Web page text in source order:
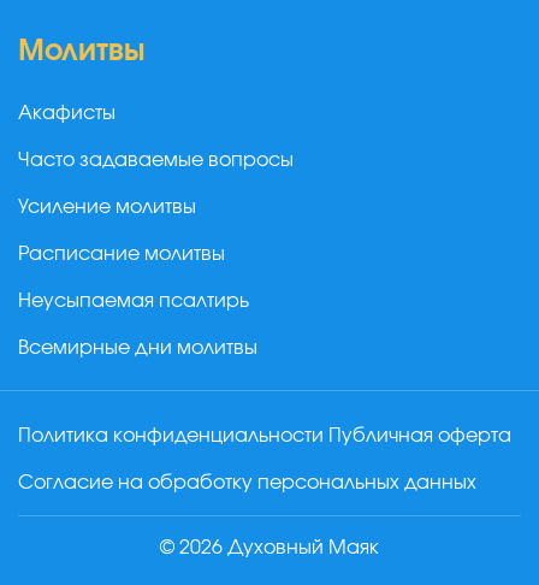
Молитвы
Акафисты
Часто задаваемые вопросы
Усиление молитвы
Расписание молитвы
Неусыпаемая псалтирь
Всемирные дни молитвы
Политика конфиденциальности Публичная оферта
Согласие на обработку персональных данных
© 2026 Духовный Маяк